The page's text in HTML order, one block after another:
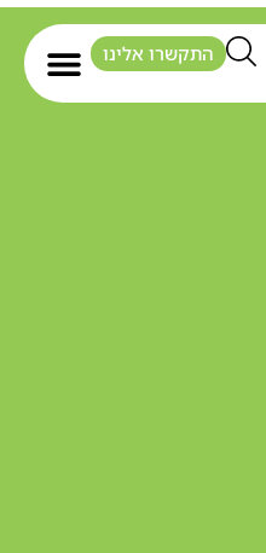
התקשרו אלינו